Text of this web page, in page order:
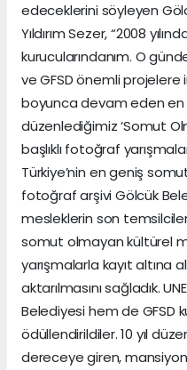
edeceklerini söyleyen
Yıldırım Sezer, “2008
kurucularındanım. O
ve GFSD önemli projelere
boyunca devam eden en
düzenlediğimiz ‘Somut
başlıklı fotoğraf
Türkiye’nin en geniş
fotoğraf arşivi Gölcük
mesleklerin son
somut olmayan kültürel
yarışmalarla kayıt altına
aktarılmasını sağladık.
Belediyesi hem de GFSD
ödüllendirildiler. 10 yıl
dereceye giren,